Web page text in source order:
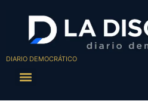
DIARIO DEMOCRÁTICO